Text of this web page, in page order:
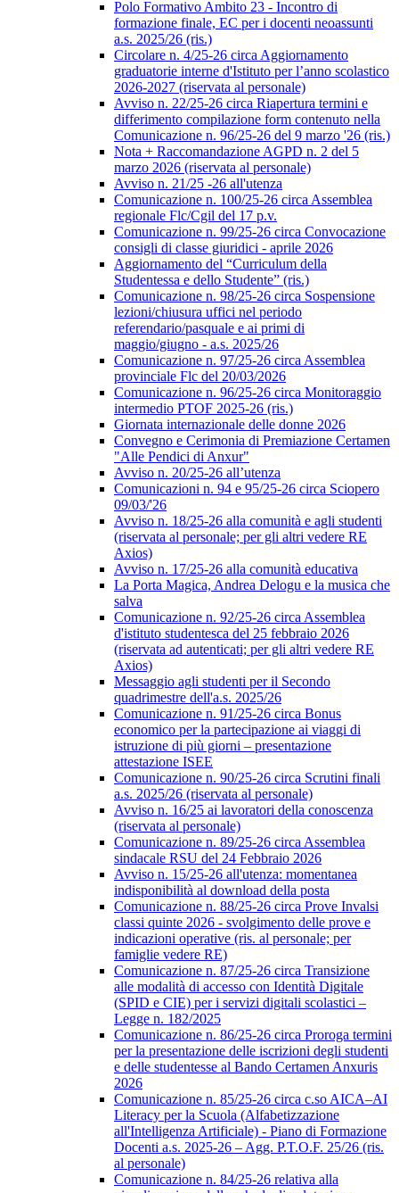
Polo Formativo Ambito 23 - Incontro di
formazione finale, EC per i docenti neoassunti
a.s. 2025/26 (ris.)
Circolare n. 4/25-26 circa Aggiornamento
graduatorie interne d'Istituto per l’anno scolastico
2026-2027 (riservata al personale)
Avviso n. 22/25-26 circa Riapertura termini e
differimento compilazione form contenuto nella
Comunicazione n. 96/25-26 del 9 marzo '26 (ris.)
Nota + Raccomandazione AGPD n. 2 del 5
marzo 2026 (riservata al personale)
Avviso n. 21/25 -26 all'utenza
Comunicazione n. 100/25-26 circa Assemblea
regionale Flc/Cgil del 17 p.v.
Comunicazione n. 99/25-26 circa Convocazione
consigli di classe giuridici - aprile 2026
Aggiornamento del “Curriculum della
Studentessa e dello Studente” (ris.)
Comunicazione n. 98/25-26 circa Sospensione
lezioni/chiusura uffici nel periodo
referendario/pasquale e ai primi di
maggio/giugno - a.s. 2025/26
Comunicazione n. 97/25-26 circa Assemblea
provinciale Flc del 20/03/2026
Comunicazione n. 96/25-26 circa Monitoraggio
intermedio PTOF 2025-26 (ris.)
Giornata internazionale delle donne 2026
Convegno e Cerimonia di Premiazione Certamen
"Alle Pendici di Anxur"
Avviso n. 20/25-26 all’utenza
Comunicazioni n. 94 e 95/25-26 circa Sciopero
09/03/'26
Avviso n. 18/25-26 alla comunità e agli studenti
(riservata al personale; per gli altri vedere RE
Axios)
Avviso n. 17/25-26 alla comunità educativa
La Porta Magica, Andrea Delogu e la musica che
salva
Comunicazione n. 92/25-26 circa Assemblea
d'istituto studentesca del 25 febbraio 2026
(riservata ad autenticati; per gli altri vedere RE
Axios)
Messaggio agli studenti per il Secondo
quadrimestre dell'a.s. 2025/26
Comunicazione n. 91/25-26 circa Bonus
economico per la partecipazione ai viaggi di
istruzione di più giorni – presentazione
attestazione ISEE
Comunicazione n. 90/25-26 circa Scrutini finali
a.s. 2025/26 (riservata al personale)
Avviso n. 16/25 ai lavoratori della conoscenza
(riservata al personale)
Comunicazione n. 89/25-26 circa Assemblea
sindacale RSU del 24 Febbraio 2026
Avviso n. 15/25-26 all'utenza: momentanea
indisponibilità al download della posta
Comunicazione n. 88/25-26 circa Prove Invalsi
classi quinte 2026 - svolgimento delle prove e
indicazioni operative (ris. al personale; per
famiglie vedere RE)
Comunicazione n. 87/25-26 circa Transizione
alle modalità di accesso con Identità Digitale
(SPID e CIE) per i servizi digitali scolastici –
Legge n. 182/2025
Comunicazione n. 86/25-26 circa Proroga termini
per la presentazione delle iscrizioni degli studenti
e delle studentesse al Bando Certamen Anxuris
2026
Comunicazione n. 85/25-26 circa c.so AICA–AI
Literacy per la Scuola (Alfabetizzazione
all'Intelligenza Artificiale) - Piano di Formazione
Docenti a.s. 2025-26 – Agg. P.T.O.F. 25/26 (ris.
al personale)
Comunicazione n. 84/25-26 relativa alla